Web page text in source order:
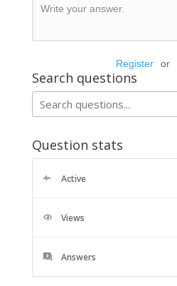
Write your answer.
Register or
Search questions
Question stats
Active
Views
Answers